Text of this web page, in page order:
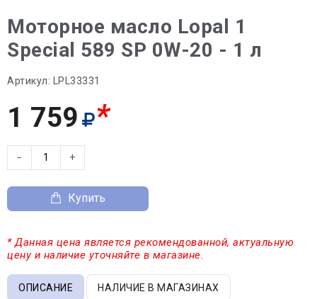
Моторное масло Lopal 1
Special 589 SP 0W-20 - 1 л
Артикул: LPL33331
1 759 *
− +
Купить
* Данная цена является рекомендованной, актуальную
цену и наличие уточняйте в магазине.
ОПИСАНИЕ НАЛИЧИЕ В МАГАЗИНАХ